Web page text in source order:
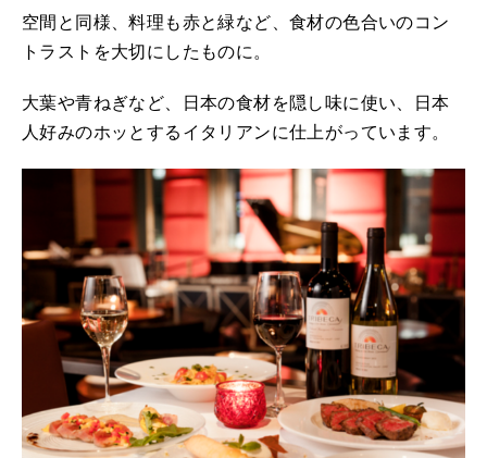
空間と同様、料理も赤と緑など、食材の色合いのコン
トラストを大切にしたものに。
大葉や青ねぎなど、日本の食材を隠し味に使い、日本
人好みのホッとするイタリアンに仕上がっています。